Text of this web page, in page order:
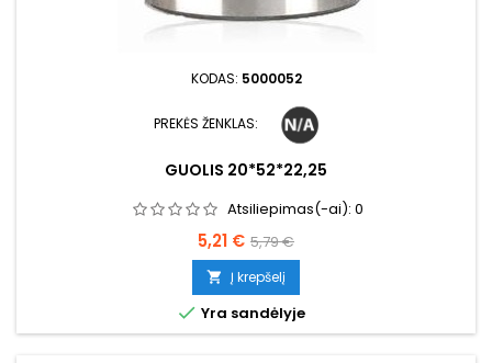
KODAS: 5000052
PREKĖS ŽENKLAS:
GUOLIS 20*52*22,25
Atsiliepimas(-ai): 0
Kaina
5,21 € Bazinė
kaina
5,79 €
 Į krepšelį
 Yra sandėlyje